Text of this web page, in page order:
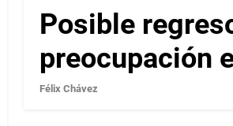
Posible
preocupación
Félix Chávez